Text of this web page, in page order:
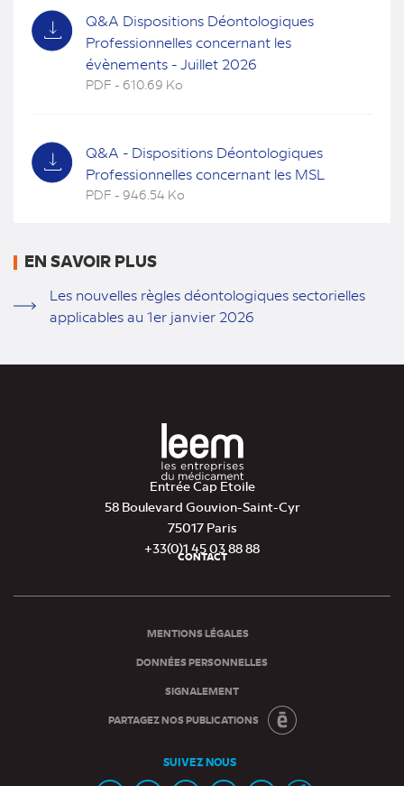
Q&A Dispositions Déontologiques
Professionnelles concernant les
évènements - Juillet 2026
PDF - 610.69 Ko
Q&A - Dispositions Déontologiques
Professionnelles concernant les MSL
PDF - 946.54 Ko
EN SAVOIR PLUS
Les nouvelles règles déontologiques sectorielles
applicables au 1er janvier 2026
Entrée Cap Etoile
58 Boulevard Gouvion-Saint-Cyr
75017 Paris
+33(0)1 45 03 88 88
de
CONTACT
MENTIONS LÉGALES
DONNÉES PERSONNELLES
SIGNALEMENT
PARTAGEZ NOS PUBLICATIONS
SUIVEZ NOUS